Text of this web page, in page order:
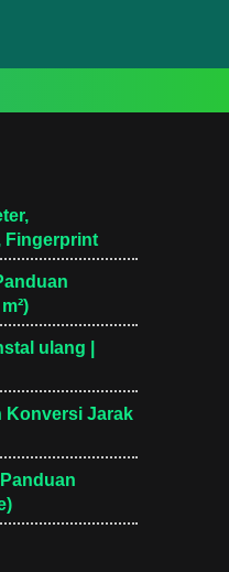
Fingerprint
ulang |
Konversi Jarak